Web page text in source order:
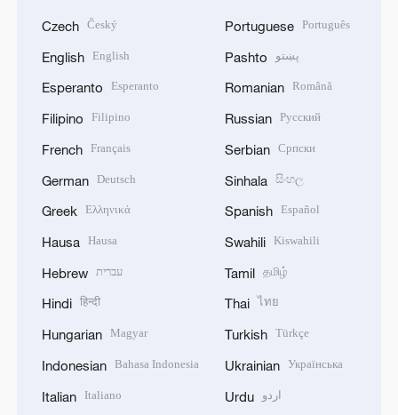
Czech Český
English English
Esperanto Esperanto
Filipino Filipino
French Français
German Deutsch
Greek Ελληνικά
Hausa Hausa
Hebrew עברית
Hindi हिन्दी
Hungarian Magyar
Indonesian Bahasa Indonesia
Italian Italiano
Portuguese Português
Pashto پښتو
Romanian Română
Russian Русский
Serbian Српски
Sinhala සිංහල
Spanish Español
Swahili Kiswahili
Tamil தமிழ்
Thai ไทย
Turkish Türkçe
Ukrainian Українська
Urdu اردو